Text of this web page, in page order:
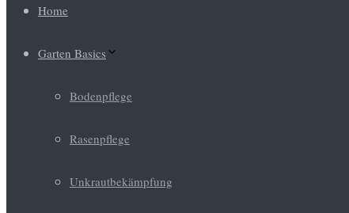
Home
Garten Basics
Bodenpflege
Rasenpflege
Unkrautbekämpfung